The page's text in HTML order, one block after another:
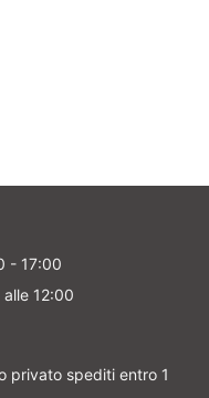
- 17:00
12:00
privato spediti entro 1